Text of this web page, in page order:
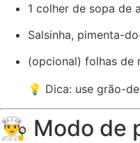
1 colher de sopa de
Salsinha, pimenta-
(opcional) folhas de
💡 Dica: use grão-
👨‍🍳 Modo